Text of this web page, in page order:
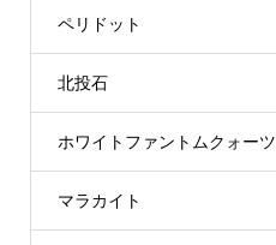
ペリドット
北投石
ホワイトファントムクォーツ
マラカイト